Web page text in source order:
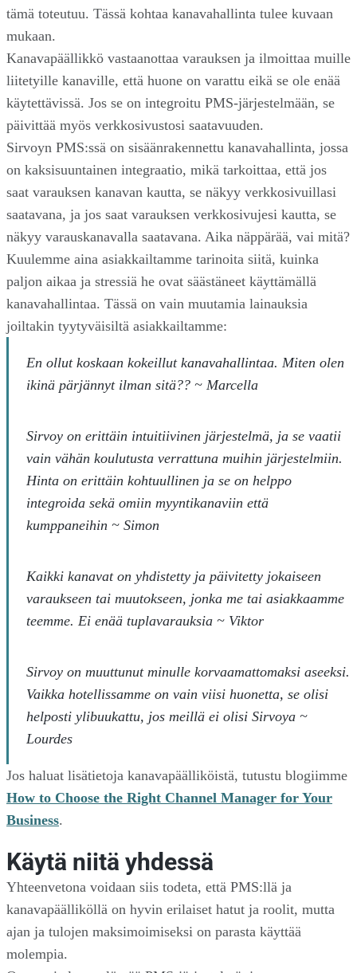
tämä toteutuu. Tässä kohtaa kanavahallinta tulee kuvaan
mukaan.
Kanavapäällikkö vastaanottaa varauksen ja ilmoittaa muille
liitetyille kanaville, että huone on varattu eikä se ole enää
käytettävissä. Jos se on integroitu PMS-järjestelmään, se
päivittää myös verkkosivustosi saatavuuden.
Sirvoyn PMS:ssä on sisäänrakennettu kanavahallinta, jossa
on kaksisuuntainen integraatio, mikä tarkoittaa, että jos
saat varauksen kanavan kautta, se näkyy verkkosivuillasi
saatavana, ja jos saat varauksen verkkosivujesi kautta, se
näkyy varauskanavalla saatavana. Aika näppärää, vai mitä?
Kuulemme aina asiakkailtamme tarinoita siitä, kuinka
paljon aikaa ja stressiä he ovat säästäneet käyttämällä
kanavahallintaa. Tässä on vain muutamia lainauksia
joiltakin tyytyväisiltä asiakkailtamme:
En ollut koskaan kokeillut kanavahallintaa. Miten olen
ikinä pärjännyt ilman sitä?? ~ Marcella
Sirvoy on erittäin intuitiivinen järjestelmä, ja se vaatii
vain vähän koulutusta verrattuna muihin järjestelmiin.
Hinta on erittäin kohtuullinen ja se on helppo
integroida sekä omiin myyntikanaviin että
kumppaneihin ~ Simon
Kaikki kanavat on yhdistetty ja päivitetty jokaiseen
varaukseen tai muutokseen, jonka me tai asiakkaamme
teemme. Ei enää tuplavarauksia ~ Viktor
Sirvoy on muuttunut minulle korvaamattomaksi aseeksi.
Vaikka hotellissamme on vain viisi huonetta, se olisi
helposti ylibuukattu, jos meillä ei olisi Sirvoya ~
Lourdes
Jos haluat lisätietoja kanavapäälliköistä, tutustu blogiimme
How to Choose the Right Channel Manager for Your
Business.
Käytä niitä yhdessä
Yhteenvetona voidaan siis todeta, että PMS:llä ja
kanavapäälliköllä on hyvin erilaiset hatut ja roolit, mutta
ajan ja tulojen maksimoimiseksi on parasta käyttää
molempia.